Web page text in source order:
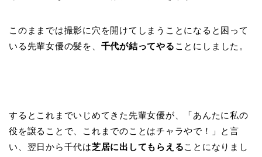
このままでは撮影に穴を開けてしまうことになると困って
いる先輩女優の髪を、 千代が結ってやる ことにしました。
するとこれまでいじめてきた先輩女優が、「あんたに私の
役を譲ることで、これまでのことはチャラやで！」と言
い、翌日から千代は芝居に出してもらえることになりまし